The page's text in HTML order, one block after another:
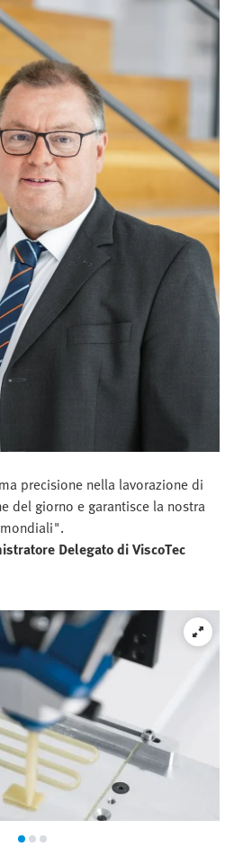
precisione nella lavorazione di
del giorno e garantisce la nostra
Delegato di ViscoTec